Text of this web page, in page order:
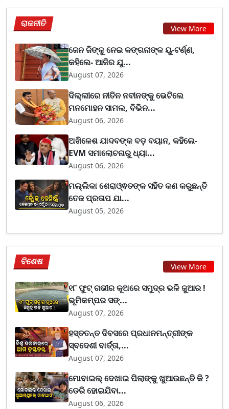
ରାଜନୀତି View More
ଜେନ ଜିଙ୍କୁ ନେଇ କଙ୍ଗନାଙ୍କ ୟୁ-ଟର୍ଣ୍ଣ,
କହିଲେ- ଆଜିର ଯୁ...
August 07, 2026
ଦିଲ୍ଲୀରେ ନୀତିନ ନବୀନଙ୍କୁ ଭେଟିଲେ
ମନମୋହନ ସାମଲ, ବିଭିନ...
August 06, 2026
ଅଖିଳେଶ ଯାଦବଙ୍କ ବଡ଼ ବୟାନ, କହିଲେ-
EVM ସମାଲୋଚନାରୁ ଧ୍ୟା...
August 06, 2026
ମଲ୍ଲିକା ଶେରାଓ୍ଵତଙ୍କ ସହିତ କଣ କରୁଛନ୍ତି
ତେଜ ପ୍ରତାପ ଯା...
August 05, 2026
ବିଶେଷ View More
୧୮ ଫୁଟ୍ ଗଭୀର କୂଅରେ ସମୁଦ୍ର ଭଳି ଜୁଆର !
ଭୂମିକମ୍ପର ସଙ୍...
August 07, 2026
ହସ୍ତତନ୍ତ ଦିବସରେ ପ୍ରଧାନମନ୍ତ୍ରୀଙ୍କ
ସ୍ବଦେଶୀ ବାର୍ତ୍ତା,...
August 07, 2026
ମୋବାଇଲ୍ ଦେଖାଇ ପିଲାଙ୍କୁ ଖୁଆଉଛନ୍ତି କି ?
ଡେରି ହୋଇଯିବା...
August 06, 2026